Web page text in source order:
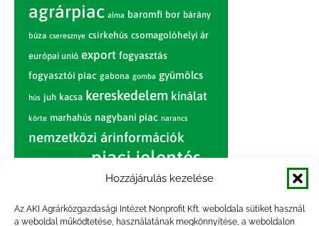
Hozzájárulás kezelése
Az AKI Agrárközgazdasági Intézet Nonprofit Kft. weboldala sütiket használ
a weboldal működtetése, használatának megkönnyítése, a weboldalon
agrárpiac alma baromfi bor bárány
búza cseresznye csirkehús csomagolóhelyi ár
európai unió export fogyasztás
fogyasztói piac gabona gomba gyümölcs
hús juh kacsa kereskedelem kínálat
körte marhahús nagybani piac narancs
nemzetközi árinformációk
piac piaci jelentés
sertés sertéshús
szarvasmarha termelés termelői